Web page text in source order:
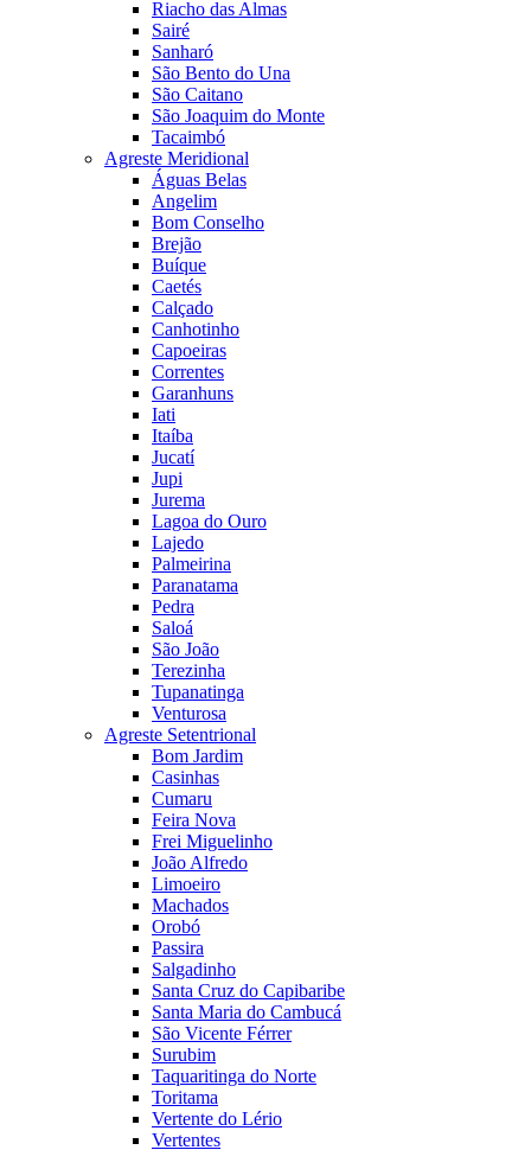
Riacho das Almas
Sairé
Sanharó
São Bento do Una
São Caitano
São Joaquim do Monte
Tacaimbó
Agreste Meridional
Águas Belas
Angelim
Bom Conselho
Brejão
Buíque
Caetés
Calçado
Canhotinho
Capoeiras
Correntes
Garanhuns
Iati
Itaíba
Jucatí
Jupi
Jurema
Lagoa do Ouro
Lajedo
Palmeirina
Paranatama
Pedra
Saloá
São João
Terezinha
Tupanatinga
Venturosa
Agreste Setentrional
Bom Jardim
Casinhas
Cumaru
Feira Nova
Frei Miguelinho
João Alfredo
Limoeiro
Machados
Orobó
Passira
Salgadinho
Santa Cruz do Capibaribe
Santa Maria do Cambucá
São Vicente Férrer
Surubim
Taquaritinga do Norte
Toritama
Vertente do Lério
Vertentes